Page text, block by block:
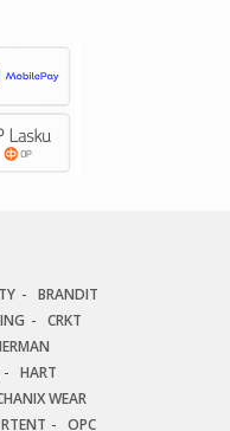
BRANDIT
CRKT
HART
WEAR
OPC